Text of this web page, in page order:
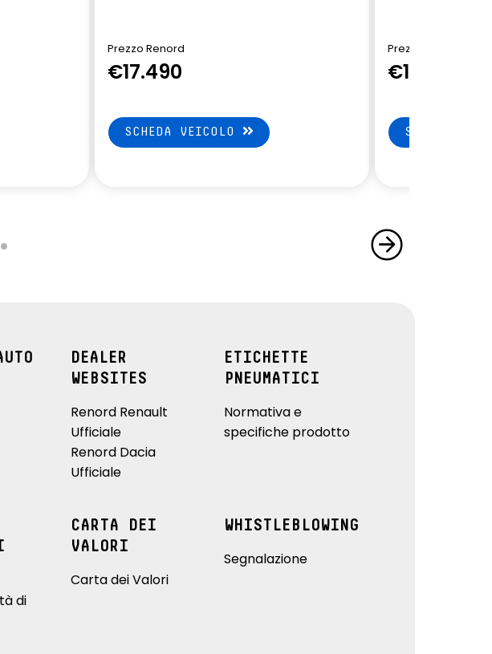
Prezzo Renord
€17.490
SCHEDA VEICOLO
Prezzo Renord
€15.490
SCHEDA
DEALER
WEBSITES
Renord Renault
Ufficiale
Renord Dacia
Ufficiale
ETICHETTE
PNEUMATICI
Normativa e
specifiche prodotto
di
CARTA DEI
VALORI
Carta dei Valori
WHISTLEBLOWING
Segnalazione